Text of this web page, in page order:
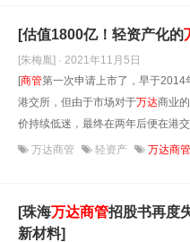
[估值1800亿！轻资产化的
[朱梅胤] · 2021年11月5日
[商管第一次申请上市了，早于2014
港交所，但由于市场对于万达商业
价持续低迷，最终在两年后便在港
万达商管 轻资产 万达商
[珠海万达商管招股书再度
新材料]